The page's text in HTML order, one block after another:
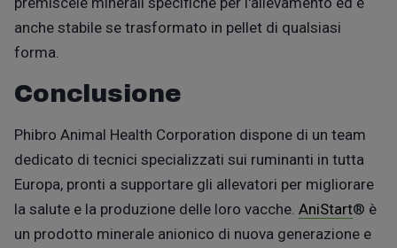
anche stabile se trasformato in pellet di qualsiasi
forma.
Conclusione
Phibro Animal Health Corporation dispone di un team
dedicato di tecnici specializzati sui ruminanti in tutta
Europa, pronti a supportare gli allevatori per migliorare
la salute e la produzione delle loro vacche. AniStart® è
un prodotto minerale anionico di nuova generazione e